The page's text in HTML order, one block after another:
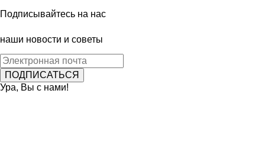
Подписывайтесь на нас
наши новости и советы
Ура, Вы с нами!